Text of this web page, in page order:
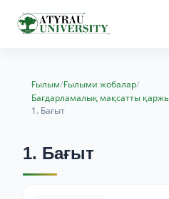
Ғылым/Ғылыми жобалар/
Бағдарламалық мақсатты
1. Бағыт
1. Бағыт